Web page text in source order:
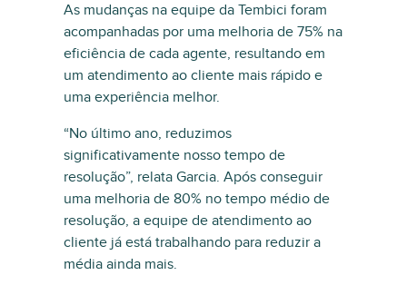
As mudanças na equipe da Tembici foram
acompanhadas por uma melhoria de 75% na
eficiência de cada agente, resultando em
um atendimento ao cliente mais rápido e
uma experiência melhor.
“No último ano, reduzimos
significativamente nosso tempo de
resolução”, relata Garcia. Após conseguir
uma melhoria de 80% no tempo médio de
resolução, a equipe de atendimento ao
cliente já está trabalhando para reduzir a
média ainda mais.